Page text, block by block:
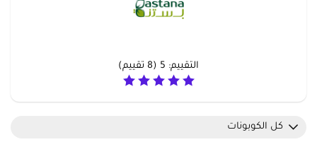
التقييم: 5
(
8 تقييم)
كل الكوبونات